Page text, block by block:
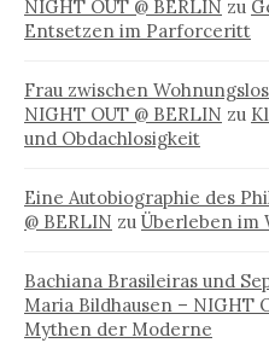
NIGHT OUT @ BERLIN zu
Entsetzen im Parforceritt
Frau zwischen
NIGHT OUT @ BERLIN zu
und Obdachlosigkeit
Eine Autobiographie des
@ BERLIN zu Überleben im
Bachiana Brasileiras und
Maria Bildhausen – NIGHT
Mythen der Moderne